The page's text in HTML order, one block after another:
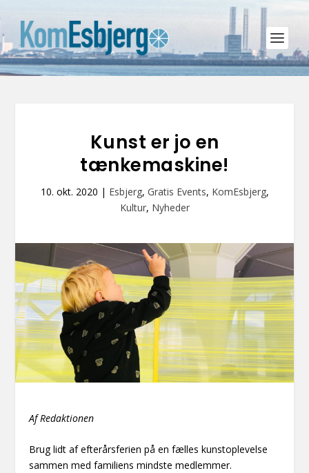
Kunst er jo en
tænkemaskine!
10. okt. 2020 | Esbjerg, Gratis Events, KomEsbjerg,
Kultur, Nyheder
Af Redaktionen
Brug lidt af efterårsferien på en fælles kunstoplevelse
sammen med familiens mindste medlemmer.